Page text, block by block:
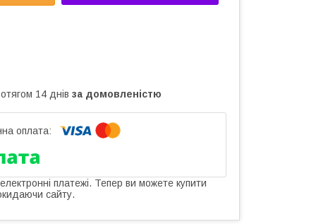
14 днів за домовленістю
платежі. Тепер ви можете купити
сайту.